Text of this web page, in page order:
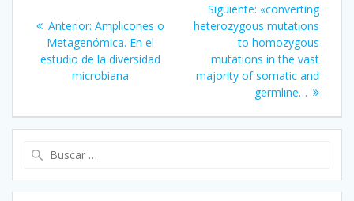
de
entradas
Anterior: Entrada
anterior:
Amplicones o
Metagenómica. En el
estudio de la diversidad
microbiana
Siguiente: Siguiente
entrada:
«converting
heterozygous mutations
to homozygous
mutations in the vast
majority of somatic and
germline…